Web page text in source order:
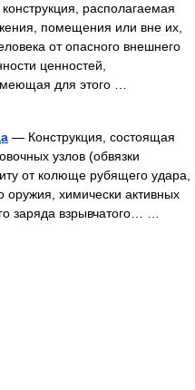
располагаемая
помещения или вне их,
от опасного внешнего
ценностей,
для этого …
— Конструкция, состоящая
узлов (обвязки
от колюще рубящего удара,
оружия, химически активных
заряда взрывчатого… …